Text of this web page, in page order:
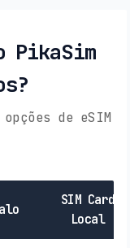
PikaSim
de eSIM
SIM Card
Local